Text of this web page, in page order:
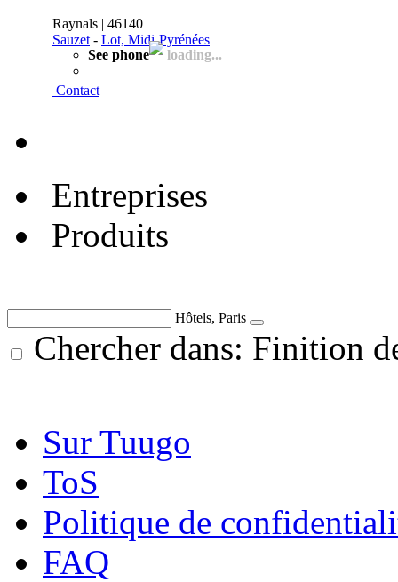
Raynals | 46140
Sauzet - Lot, Midi-Pyrénées
See phone
loading...
Contact
Entreprises
Produits
Hôtels, Paris
Chercher dans: Finition
Sur Tuugo
ToS
Politique de
FAQ